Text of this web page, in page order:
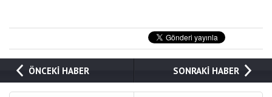
ÖNCEKİ HABER SONRAKİ HABER